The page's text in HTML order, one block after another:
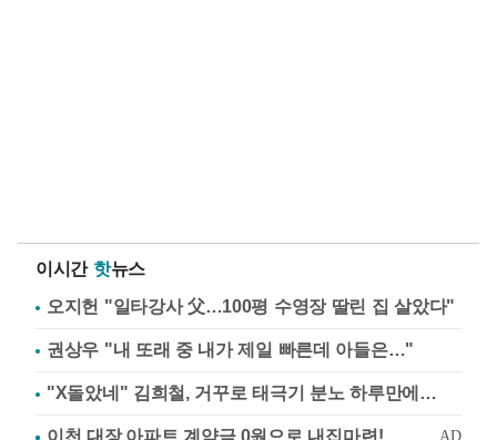
이시간 핫뉴스
오지헌 "일타강사 父…100평 수영장 딸린 집 살았다"
권상우 "내 또래 중 내가 제일 빠른데 아들은…"
"X돌았네" 김희철, 거꾸로 태극기 분노 하루만에…